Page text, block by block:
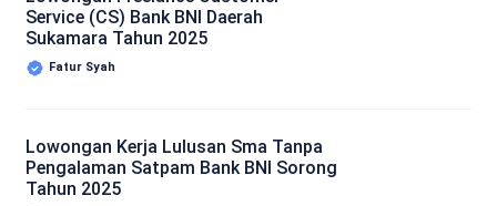
Service (CS) Bank BNI Daerah
Sukamara Tahun 2025
Fatur Syah
Lowongan Kerja Lulusan Sma Tanpa
Pengalaman Satpam Bank BNI Sorong
Tahun 2025